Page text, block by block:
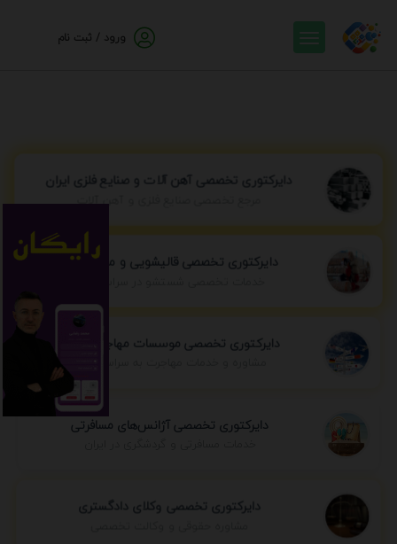
ورود / ثبت نام
دایرکتوری تخصصی آهن آلات و صنایع فلزی ایران
مرجع تخصصی صنایع فلزی و آهن آلات
دایرکتوری تخصصی قالیشویی و مبل شویی
دایرکتوری تخصصی موسسات مهاجرتی ایران
مشاوره و خدمات مهاجرت به سراسر جهان
دایرکتوری تخصصی آژانس‌های مسافرتی
دایرکتوری تخصصی وکلای دادگستری